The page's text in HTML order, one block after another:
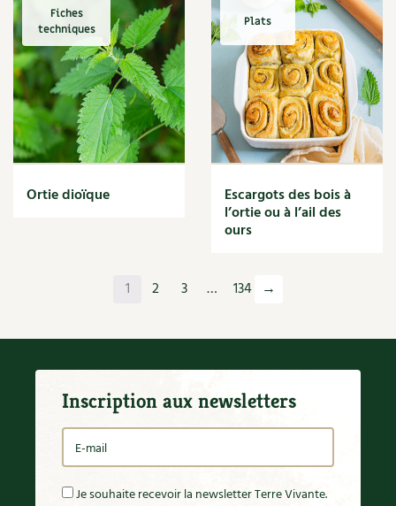
Nuisibles
Numérique
Nutriments
Observation
Œuf
Oignon
Oiseaux
Olivier
Optimiser l'espace
Paille
Panais
Parasite
Partenariat
Participatif
Patate douce
Fiches
techniques
Ortie dioïque
Plats
Escargots des bois à
l’ortie ou à l’ail des
ours
1 2 3 … 134 →
Inscription aux newsletters
Je souhaite recevoir la newsletter Terre Vivante.